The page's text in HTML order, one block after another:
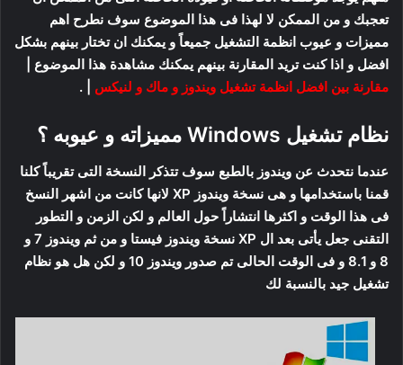
تعجبك و من الممكن لا لهذا فى هذا الموضوع سوف نطرح اهم
مميزات و عيوب انظمة التشغيل جميعاً و يمكنك ان تختار بينهم بشكل
افضل و اذا كنت تريد المقارنة بينهم يمكنك مشاهدة هذا الموضوع |
مقارنة بين افضل انظمة تشغيل ويندوز و ماك و لنيكس | .
نظام تشغيل Windows مميزاته و عيوبه ؟
عندما نتحدث عن ويندوز بالطبع سوف تتذكر النسخة التى تقريباً كلنا
قمنا باستخدامها و هى نسخة ويندوز XP لانها كانت من اشهر النسخ
فى هذا الوقت و اكثرها انتشاراً حول العالم و لكن الزمن و التطور
التقنى جعل يأتى بعد ال XP نسخة ويندوز فيستا و من ثم ويندوز 7 و
8 و 8.1 و فى الوقت الحالى تم صدور ويندوز 10 و لكن هل هو نظام
تشغيل جيد بالنسبة لك